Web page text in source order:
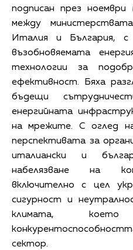
подписан през
между
Италия и България, с
възобновяемата
технологии за
ефективност. Бяха
бъдещи
енергийната
на мрежите. С оглед
перспективата за
италиански и
набелязване на
включително с цел
сигурност и
климата,
сектор.